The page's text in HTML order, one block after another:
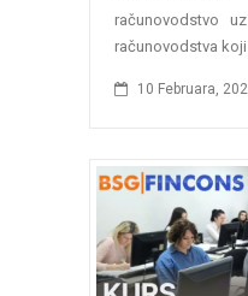
računovodstvo
računovodstva
10 Februara,